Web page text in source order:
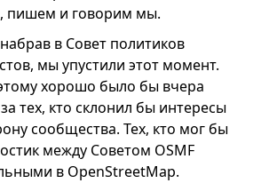
пишем и говорим мы.
в Совет политиков
мы упустили этот момент.
хорошо было бы вчера
тех, кто склонил бы интересы
сообщества. Тех, кто мог бы
между Советом OSMF
в OpenStreetMap.